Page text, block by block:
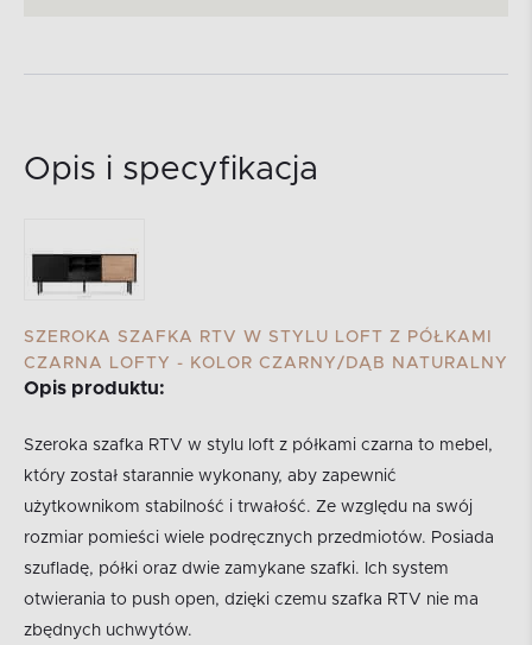
Opis i specyfikacja
SZEROKA SZAFKA RTV W STYLU LOFT Z PÓŁKAMI
CZARNA LOFTY - KOLOR CZARNY/DĄB NATURALNY
Opis produktu:
Szeroka szafka RTV w stylu loft z półkami czarna to mebel,
który został starannie wykonany, aby zapewnić
użytkownikom stabilność i trwałość. Ze względu na swój
rozmiar pomieści wiele podręcznych przedmiotów. Posiada
szufladę, półki oraz dwie zamykane szafki. Ich system
otwierania to push open, dzięki czemu szafka RTV nie ma
zbędnych uchwytów.